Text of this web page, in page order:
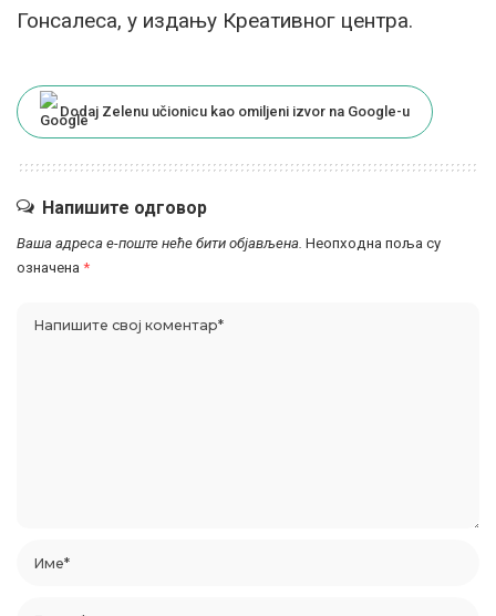
Гонсалеса, у издању Креативног центра.
Dodaj Zelenu učionicu kao omiljeni izvor na Google-u
Напишите одговор
Ваша адреса е-поште неће бити објављена. Неопходна поља су
означена *